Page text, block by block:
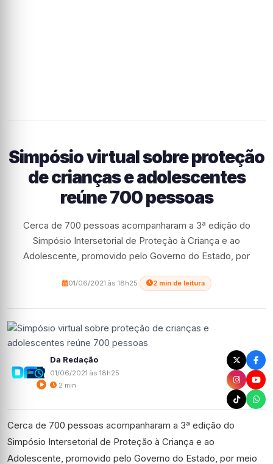
Simpósio virtual sobre proteção
de crianças e adolescentes
reúne 700 pessoas
Cerca de 700 pessoas acompanharam a 3ª edição do
Simpósio Intersetorial de Proteção à Criança e ao
Adolescente, promovido pelo Governo do Estado, por
01/06/2021 às 18h25 2 min de leitura
Da Redação
01/06/2021 às 18h25
2 min
Cerca de 700 pessoas acompanharam a 3ª edição do
Simpósio Intersetorial de Proteção à Criança e ao
Adolescente, promovido pelo Governo do Estado, por meio